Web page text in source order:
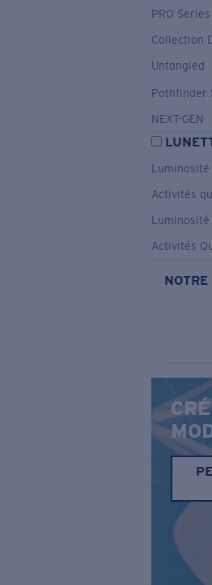
PRO Series
Collection
Untangled
Pathfinder
NEXT-GEN
Activités
Activités